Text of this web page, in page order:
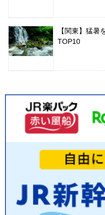
【関東】猛
TOP10